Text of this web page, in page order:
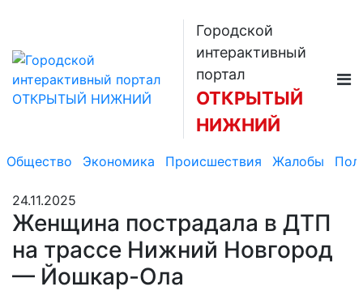
Городской
интерактивный
портал
ОТКРЫТЫЙ
НИЖНИЙ
Общество Экономика Происшествия Жалобы
24.11.2025
Женщина пострадала в ДТП
на трассе Нижний Новгород
— Йошкар-Ола